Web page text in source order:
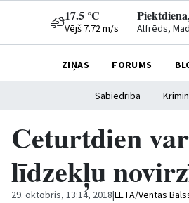
17.5 °C
Vējš 7.72 m/s Alfrēds,
ZIŅAS FORUMS
Sabiedrība
Ceturtdien
līdzekļu
29. oktobris, 13:14, 2018|LETA/Ventas